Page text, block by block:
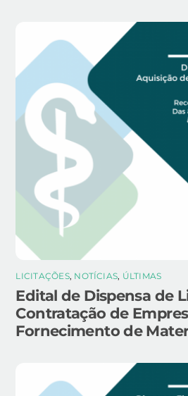
LICITAÇÕES, NOTÍCIAS, ÚLTIMAS
Edital de Dispensa de
Contratação de
Fornecimento de